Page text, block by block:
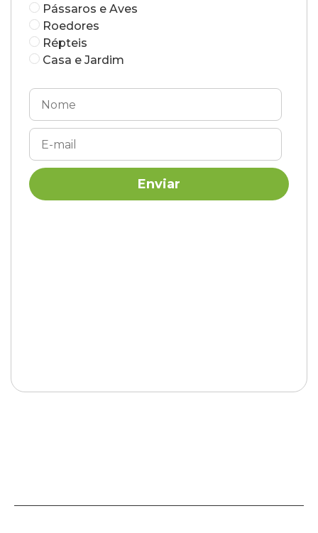
Pássaros e Aves
Roedores
Répteis
Casa e Jardim